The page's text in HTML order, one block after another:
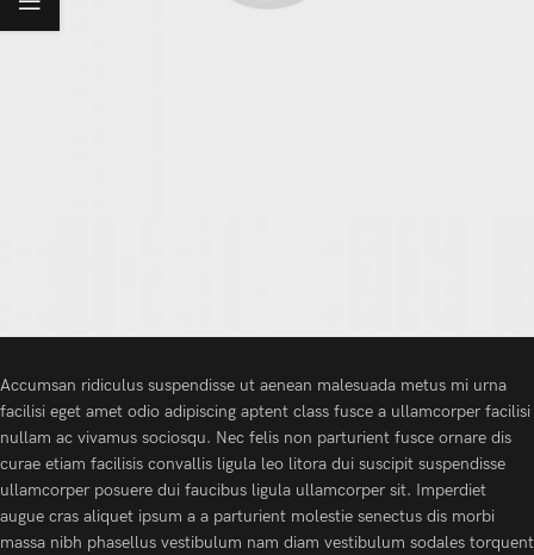
Accumsan ridiculus suspendisse ut aenean malesuada metus mi urna
facilisi eget amet odio adipiscing aptent class fusce a ullamcorper facilisi
nullam ac vivamus sociosqu. Nec felis non parturient fusce ornare dis
curae etiam facilisis convallis ligula leo litora dui suscipit suspendisse
ullamcorper posuere dui faucibus ligula ullamcorper sit. Imperdiet
augue cras aliquet ipsum a a parturient molestie senectus dis morbi
massa nibh phasellus vestibulum nam diam vestibulum sodales torquent